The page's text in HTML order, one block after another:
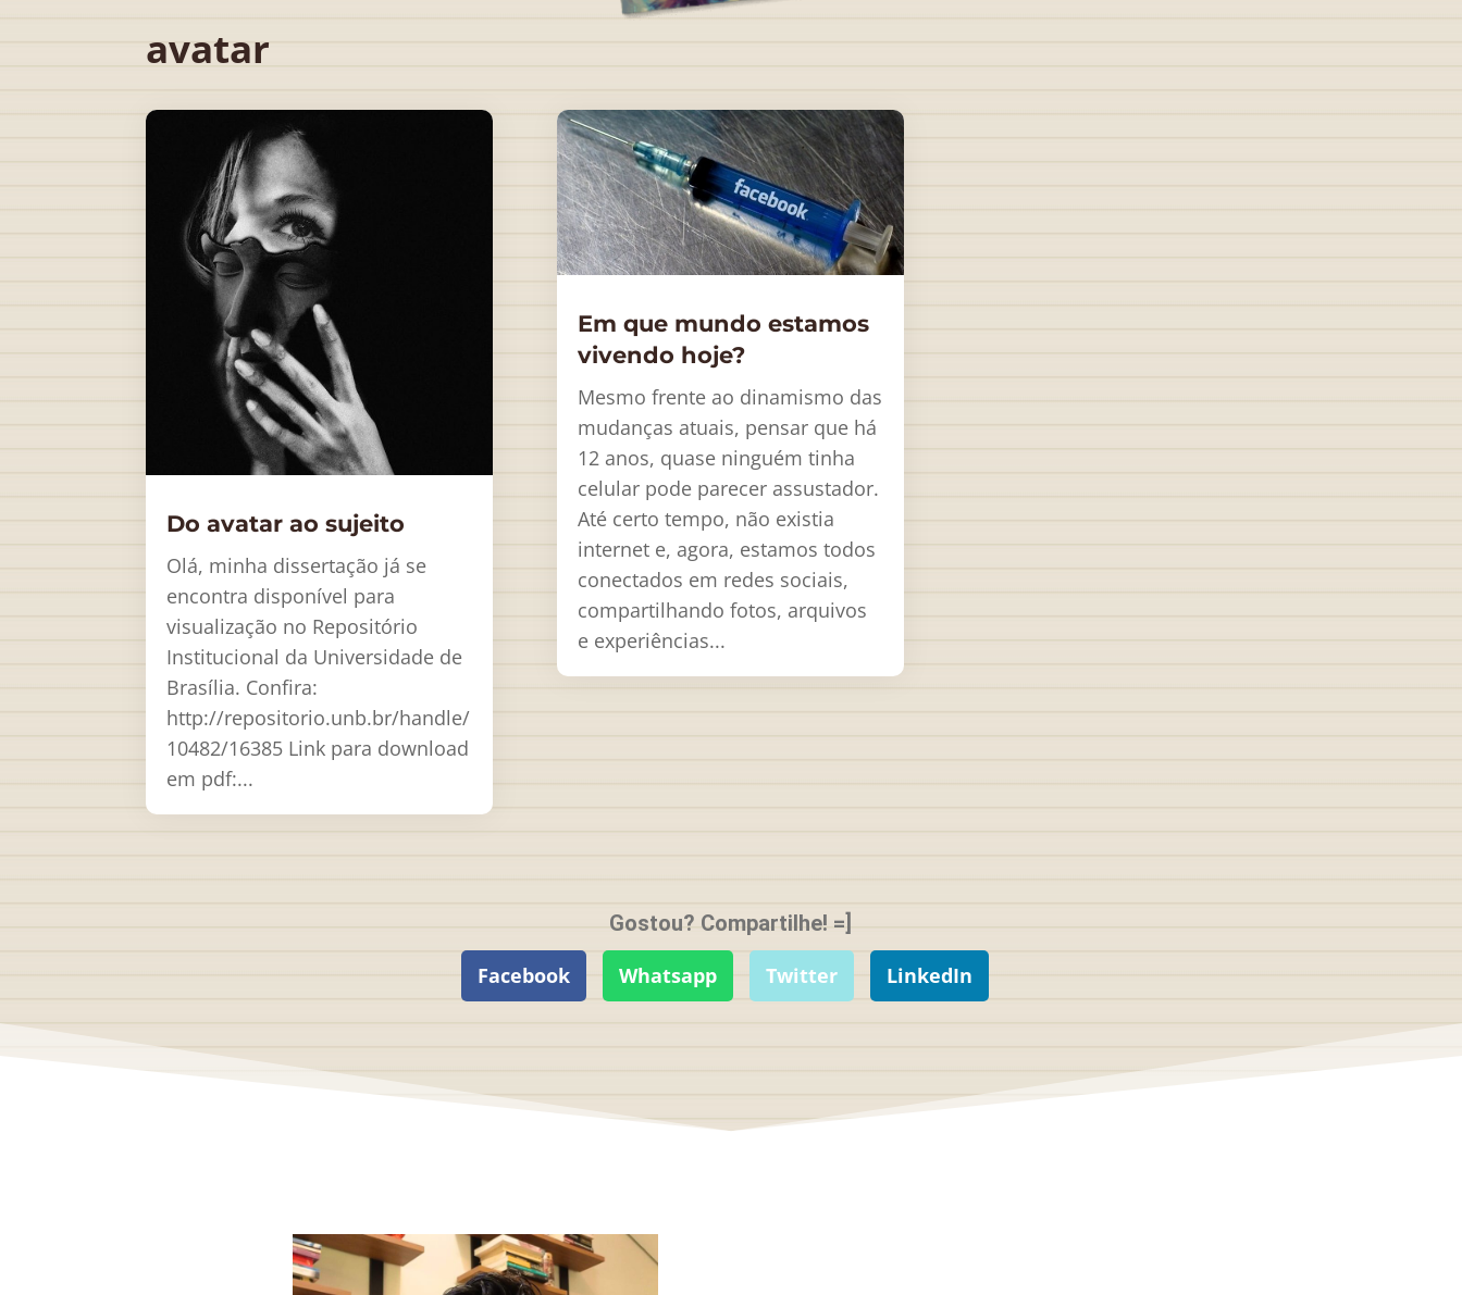
avatar
Do avatar ao sujeito
Olá, minha dissertação já se
encontra disponível para
visualização no Repositório
Institucional da Universidade de
Brasília. Confira:
http://repositorio.unb.br/handle/
10482/16385 Link para download
em pdf:...
Em que mundo estamos
vivendo hoje?
Mesmo frente ao dinamismo das
mudanças atuais, pensar que há
12 anos, quase ninguém tinha
celular pode parecer assustador.
Até certo tempo, não existia
internet e, agora, estamos todos
conectados em redes sociais,
compartilhando fotos, arquivos
e experiências...
Gostou? Compartilhe! =]
Facebook
Whatsapp Twitter LinkedIn